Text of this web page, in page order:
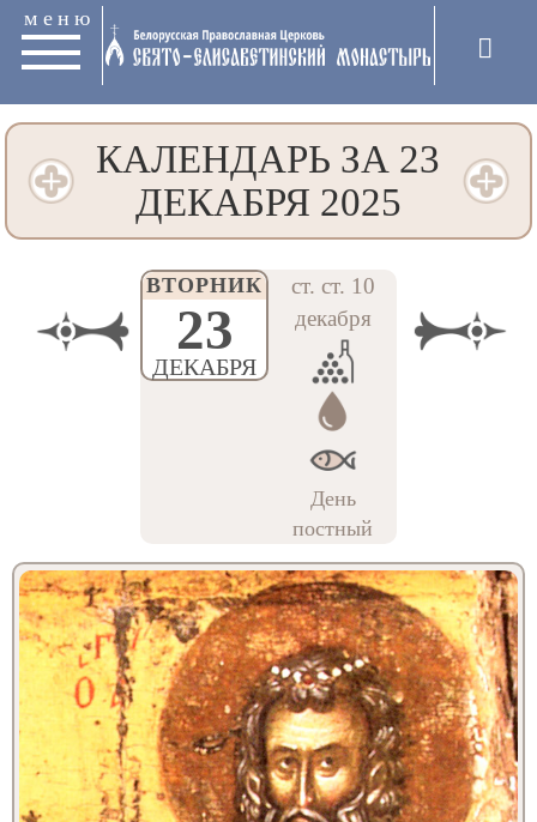
меню
КАЛЕНДАРЬ ЗА 23
ДЕКАБРЯ 2025
ВТОРНИК
23
ДЕКАБРЯ
ст. ст. 10
декабря
День
постный